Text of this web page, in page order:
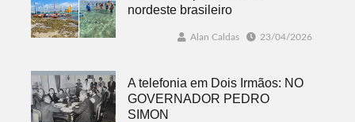
nordeste brasileiro
Alan Caldas 23/04/2026
A telefonia em Dois Irmãos: NO
GOVERNADOR PEDRO
SIMON